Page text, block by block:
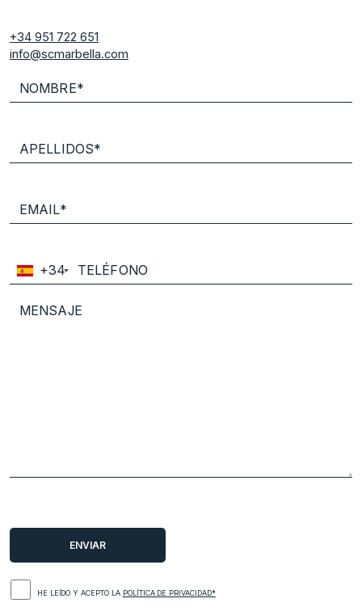
+34 951 722 651
info@scmarbella.com
+34
HE LEÍDO Y ACEPTO LA POLÍTICA DE PRIVACIDAD*